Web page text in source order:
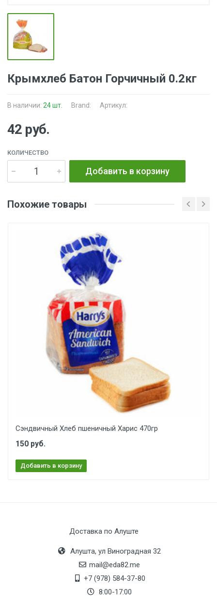
Крымхлеб Батон Горчичный 0.2кг
В наличии: 24 шт. Brand: Артикул:
42 руб.
КОЛИЧЕСТВО
Добавить в корзину
Похожие товары
Сэндвичный Хлеб пшеничный Харис 470гр
150 руб.
Добавить в корзину
Доставка по Алуште
Алушта, ул Виноградная 32
mail@eda82.me
+7 (978) 584-37-80
8:00-17:00